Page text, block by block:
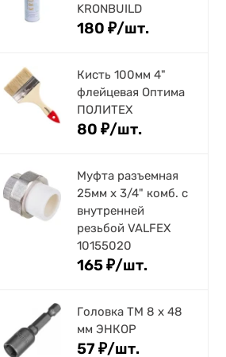
KRONBUILD
180 ₽/шт.
Кисть 100мм 4"
флейцевая Оптима
ПОЛИТЕХ
80 ₽/шт.
Муфта разъемная
25мм х 3/4" комб. с
внутренней
резьбой VALFEX
10155020
165₽/шт.
Головка ТМ 8 х 48
мм ЭНКОР
57 ₽/шт.